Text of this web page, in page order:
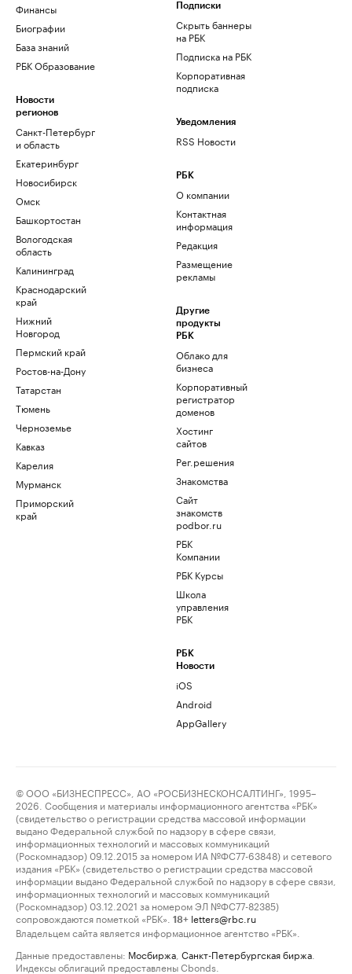
Финансы
Биографии
База знаний
РБК Образование
Новости
регионов
Санкт-Петербург
и область
Екатеринбург
Новосибирск
Омск
Башкортостан
Вологодская
область
Калининград
Краснодарский
край
Нижний
Новгород
Пермский край
Ростов-на-Дону
Татарстан
Тюмень
Черноземье
Кавказ
Карелия
Мурманск
Приморский
край
Подписки
Скрыть баннеры
на РБК
Подписка на РБК
Корпоративная
подписка
Уведомления
RSS Новости
РБК
О компании
Контактная
информация
Редакция
Размещение
рекламы
Другие
продукты
РБК
Облако для
бизнеса
Корпоративный
регистратор
доменов
Хостинг
сайтов
Рег.решения
Знакомства
Сайт
знакомств
podbor.ru
РБК
Компании
РБК Курсы
Школа
управления
РБК
РБК
Новости
iOS
Android
AppGallery
© ООО «БИЗНЕСПРЕСС», АО «РОСБИЗНЕСКОНСАЛТИНГ», 1995–
2026. Сообщения и материалы информационного агентства «РБК»
(свидетельство о регистрации средства массовой информации
выдано Федеральной службой по надзору в сфере связи,
информационных технологий и массовых коммуникаций
(Роскомнадзор) 09.12.2015 за номером ИА №ФС77-63848) и сетевого
издания «РБК» (свидетельство о регистрации средства массовой
информации выдано Федеральной службой по надзору в сфере связи,
информационных технологий и массовых коммуникаций
(Роскомнадзор) 03.12.2021 за номером ЭЛ №ФС77-82385)
сопровождаются пометкой «РБК».
18+ letters@rbc.ru
Владельцем сайта является информационное агентство «РБК».
Данные предоставлены: Мосбиржа Санкт-Петербургская биржа
Индексы облигаций предоставлены Cbonds.